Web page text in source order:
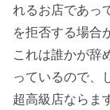
れるお店であっ
を拒否する場合
これは誰かが辞
っているので、
超高級店ならま